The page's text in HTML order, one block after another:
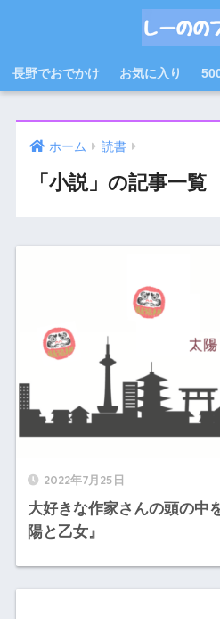
長野でおでかけ お気に入り
ホーム 読書
「小説」の記事一覧
2022年7月25日
大好きな作家さんの頭の中
陽と乙女』